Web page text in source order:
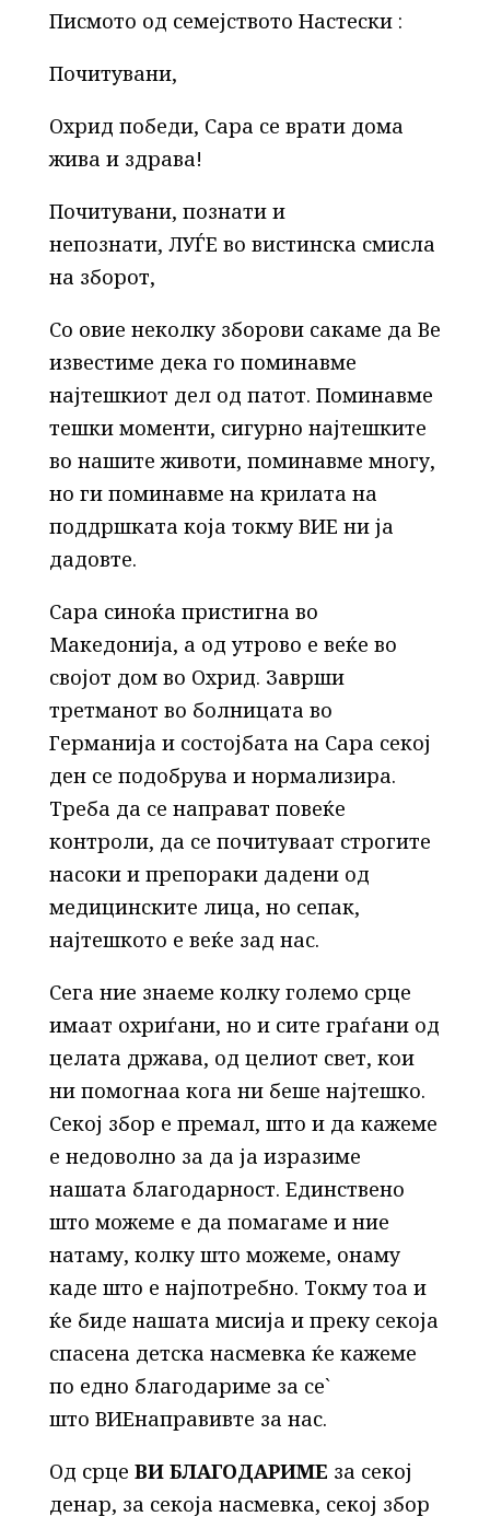
Писмото од семејството Настески :
Почитувани,
Охрид победи, Сара се врати дома
жива и здрава!
Почитувани, познати и
непознати, ЛУЃЕ во вистинска смисла
на зборот,
Со овие неколку зборови сакаме да Ве
известиме дека го поминавме
најтешкиот дел од патот. Поминавме
тешки моменти, сигурно најтешките
во нашите животи, поминавме многу,
но ги поминавме на крилата на
поддршката која токму ВИЕ ни ја
дадовте.
Сара синоќа пристигна во
Македонија, а од утрово е веќе во
својот дом во Охрид. Заврши
третманот во болницата во
Германија и состојбата на Сара секој
ден се подобрува и нормализира.
Треба да се направат повеќе
контроли, да се почитуваат строгите
насоки и препораки дадени од
медицинските лица, но сепак,
најтешкото е веќе зад нас.
Сега ние знаеме колку големо срце
имаат охриѓани, но и сите граѓани од
целата држава, од целиот свет, кои
ни помогнаа кога ни беше најтешко.
Секој збор е премал, што и да кажеме
е недоволно за да ја изразиме
нашата благодарност. Единствено
што можеме е да помагаме и ние
натаму, колку што можеме, онаму
каде што е најпотребно. Токму тоа и
ќе биде нашата мисија и преку секоја
спасена детска насмевка ќе кажеме
по едно благодариме за се`
што ВИЕнаправивте за нас.
Од срце ВИ БЛАГОДАРИМЕ за секој
денар, за секоја насмевка, секој збор